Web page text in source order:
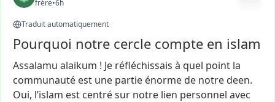
frère•6h
Traduit automatiquement
Pourquoi notre cercle compte en islam
Assalamu alaikum ! Je réfléchissais à quel point la
communauté est une partie énorme de notre deen.
Oui, l’islam est centrésur notre lien personnel avec